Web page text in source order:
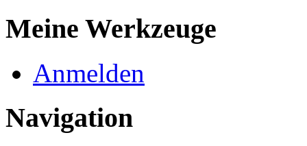
Meine Werkzeuge
Anmelden
Navigation